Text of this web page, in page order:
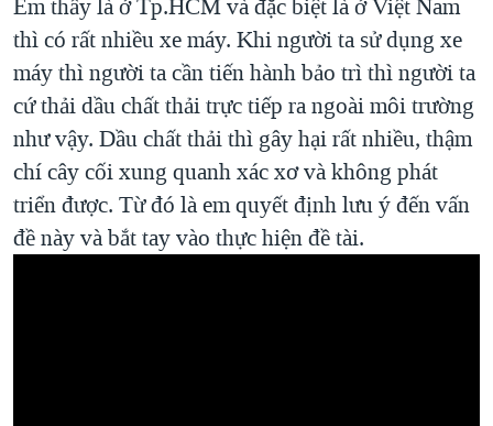
Em thấy là ở Tp.HCM và đặc biệt là ở Việt Nam
thì có rất nhiều xe máy. Khi người ta sử dụng xe
máy thì người ta cần tiến hành bảo trì thì người ta
cứ thải dầu chất thải trực tiếp ra ngoài môi trường
như vậy. Dầu chất thải thì gây hại rất nhiều, thậm
chí cây cối xung quanh xác xơ và không phát
triển được. Từ đó là em quyết định lưu ý đến vấn
đề này và bắt tay vào thực hiện đề tài.